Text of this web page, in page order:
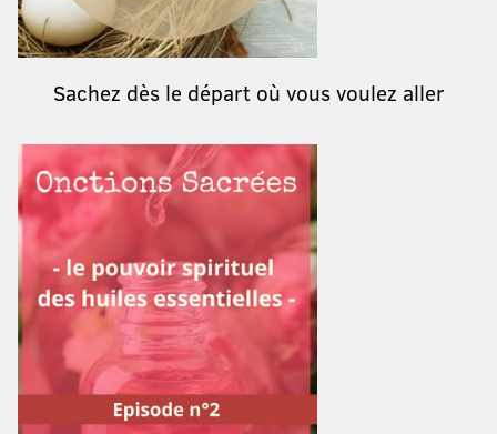
Sachez dès le départ où vous voulez aller